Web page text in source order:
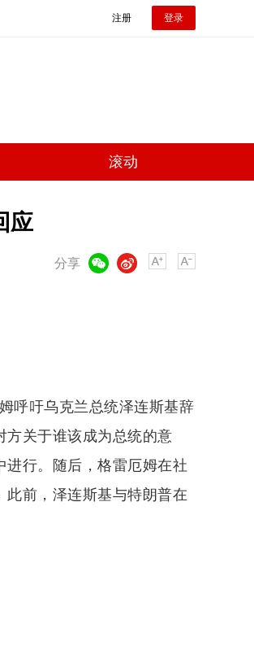
注册 登录
滚动
应
分享
微博
呼吁乌克兰总统泽连斯基辞
方关于谁该成为总统的意
进行。随后，格雷厄姆在社
前，泽连斯基与特朗普在